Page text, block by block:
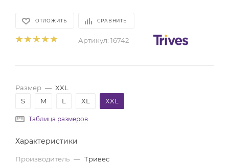
ОТЛОЖИТЬ СРАВНИТЬ
Артикул: 16742
Размер — XXL
S
M L XL XXL
Таблица размеров
Характеристики
Производитель — Тривес